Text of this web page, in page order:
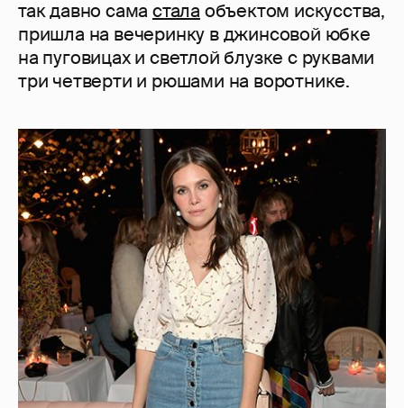
так давно самастала объектом искусства,
пришла на вечеринку в джинсовой юбке
на пуговицах и светлой блузке с руквами
три четверти и рюшами на воротнике.